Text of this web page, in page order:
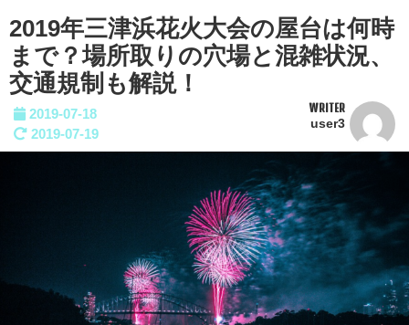
2019年三津浜花火大会の屋台は何時
まで？場所取りの穴場と混雑状況、
交通規制も解説！
2019-07-18
2019-07-19
WRITER
user3